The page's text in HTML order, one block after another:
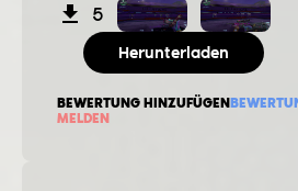
5
Herunterladen
BEWERTUNG HINZUFÜGEN
MELDEN